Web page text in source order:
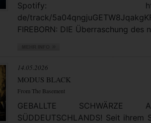
Spotify: https://
de/track/
FIREBORN: DIE Überraschung des
14.05.2026
MODUS BLACK
From The Basement
GEBALLTE
SÜDDEUTSCHLANDS! Seit